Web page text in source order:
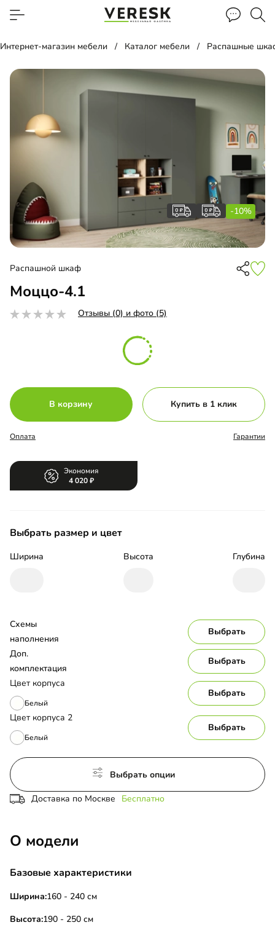
Интернет-магазин мебели Каталог мебели Распашные
-10%
Распашной шкаф
Моццо-4.1
Отзывы (0) и фото (5)
В корзину Купить в 1 клик
Оплата Гарантии
Экономия
4 020
Выбрать размер и цвет
Ширина Высота Глубина
Цвет корпуса
Белый
Выбрать
Цвет корпуса 2
Белый
Выбрать
Схемы
наполнения
Выбрать
Доп.
комплектация
Выбрать
Выбрать опции
Доставка по Москве Бесплатно
О модели
Базовые характеристики
Ширина:160 - 240 см
Высота:190 - 250 см